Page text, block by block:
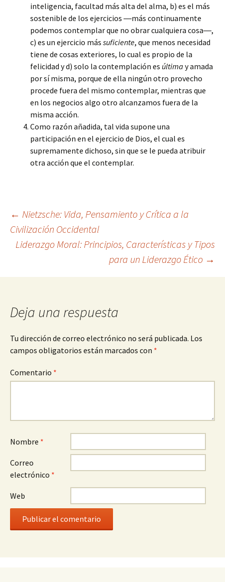
inteligencia, facultad más alta del alma, b) es el más
sostenible de los ejercicios ―más continuamente
podemos contemplar que no obrar cualquiera cosa―,
c) es un ejercicio más suficiente, que menos necesidad
tiene de cosas exteriores, lo cual es propio de la
felicidad y d) solo la contemplación es última y amada
por sí misma, porque de ella ningún otro provecho
procede fuera del mismo contemplar, mientras que
en los negocios algo otro alcanzamos fuera de la
misma acción.
Como razón añadida, tal vida supone una
participación en el ejercicio de Dios, el cual es
supremamente dichoso, sin que se le pueda atribuir
otra acción que el contemplar.
Navegación
de
entradas
← Nietzsche: Vida, Pensamiento y Crítica a la
Civilización Occidental
Liderazgo Moral: Principios, Características y Tipos
para un Liderazgo Ético →
Deja una respuesta
Tu dirección de correo electrónico no será publicada. Los
campos obligatorios están marcados con *
Comentario *
Nombre *
Correo
electrónico *
Web